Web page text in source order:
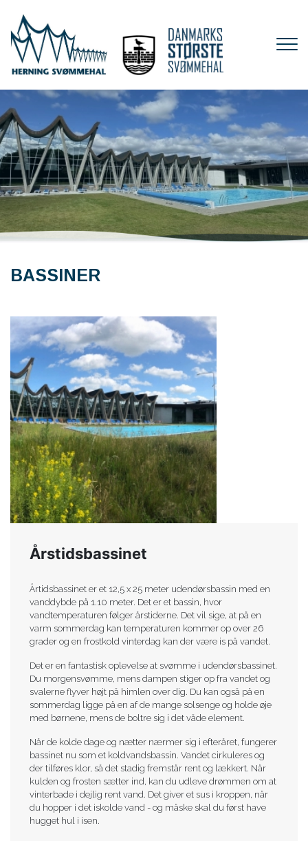
hovedindhold
BASSINER
Årstidsbassinet
Årtidsbassinet er et 12,5 x 25 meter udendørsbassin med en
vanddybde på 1.10 meter. Det er et bassin, hvor
vandtemperaturen følger årstiderne. Det vil sige, at på en
varm sommerdag kan temperaturen kommer op over 26
grader og en frostkold vinterdag kan der være is på vandet.
Det er en fantastisk oplevelse at svømme i udendørsbassinet.
Du morgensvømme, mens dampen stiger op fra vandet og
svalerne flyver højt på himlen over dig. Du kan også på en
sommerdag ligge på en af de mange solsenge og holde øje
med børnene, mens de boltre sig i det våde element.
Når de kolde dage og nætter nærmer sig i efteråret, fungerer
bassinet nu som et koldvandsbassin. Vandet cirkuleres og
der tilføres klor, så det stadig fremstår rent og lækkert. Når
kulden og frosten sætter ind, kan du udleve drømmen om at
vinterbade i dejlig rent vand. Det giver et sus i kroppen, når
du hopper i det iskolde vand - og måske skal du først have
hugget hul i isen.